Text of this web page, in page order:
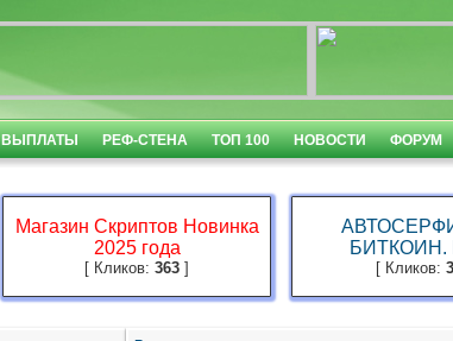
ВЫПЛАТЫ РЕФ-СТЕНА ТОП 100 НОВОСТИ ФОРУМ
Магазин Скриптов Новинка
2025 года
[ Кликов: 363 ]
БИТКОИН.
[ Кликов: